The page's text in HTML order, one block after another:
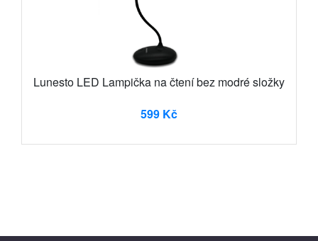
Lunesto LED Lampička na čtení bez modré složky
599 Kč